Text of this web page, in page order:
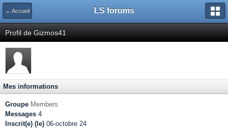
← Accueil LS forums
Profil de Gizmos41
Mes informations
Groupe Members
Messages 4
Inscrit(e) (le) 06-octobre 24